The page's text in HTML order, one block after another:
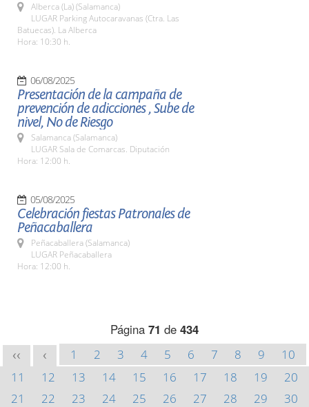
Alberca (La) (Salamanca)
LUGAR Parking Autocaravanas (Ctra. Las
Batuecas). La Alberca
Hora: 10:30 h.
06/08/2025
Presentación de la campaña de
prevención de adicciones , Sube de
nivel, No de Riesgo
Salamanca (Salamanca)
LUGAR Sala de Comarcas. Diputación
Hora: 12:00 h.
05/08/2025
Celebración fiestas Patronales de
Peñacaballera
Peñacaballera (Salamanca)
LUGAR Peñacaballera
Hora: 12:00 h.
Página 71 de 434
<< < 1 2 3 4 5 6 7 8 9
10
11
12 13 14 15 16 17 18 19
20
21
22 23 24 25 26 27 28 29
30